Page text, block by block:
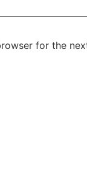
for the